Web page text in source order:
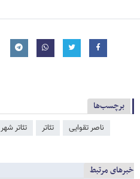
برچسب‌ها
ناصر تقوایی تئاتر تئاتر شهر
خبرهای مرتبط